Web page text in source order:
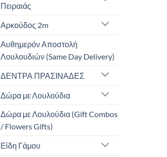
Πειραιάς
Αρκούδος 2m
Αυθημερόν Αποστολή
Λουλουδιών (Same Day Delivery)
ΔΕΝΤΡΑ ΠΡΑΣΙΝΑΔΕΣ
Δώρα με Λουλούδια
Δώρα με Λουλούδια (Gift Combos
/ Flowers Gifts)
Είδη Γάμου